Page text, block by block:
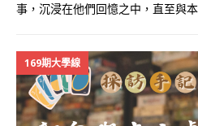
事，沉浸在他們回憶之中，直至與本
169期大學線